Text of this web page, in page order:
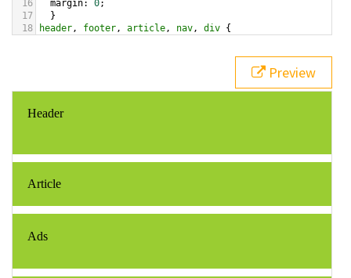
16
margin: 0;
17
  }
18
header, footer, article, nav, div {
23
grid-area: header;
25 #pageFooter
28 #mainArticle {
Preview